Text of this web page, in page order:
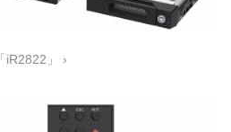
「iR2822」 ›